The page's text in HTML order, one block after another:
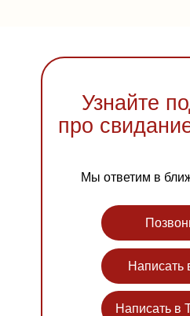
Узнайте
про
Мы ответим в
Написать
Написать в